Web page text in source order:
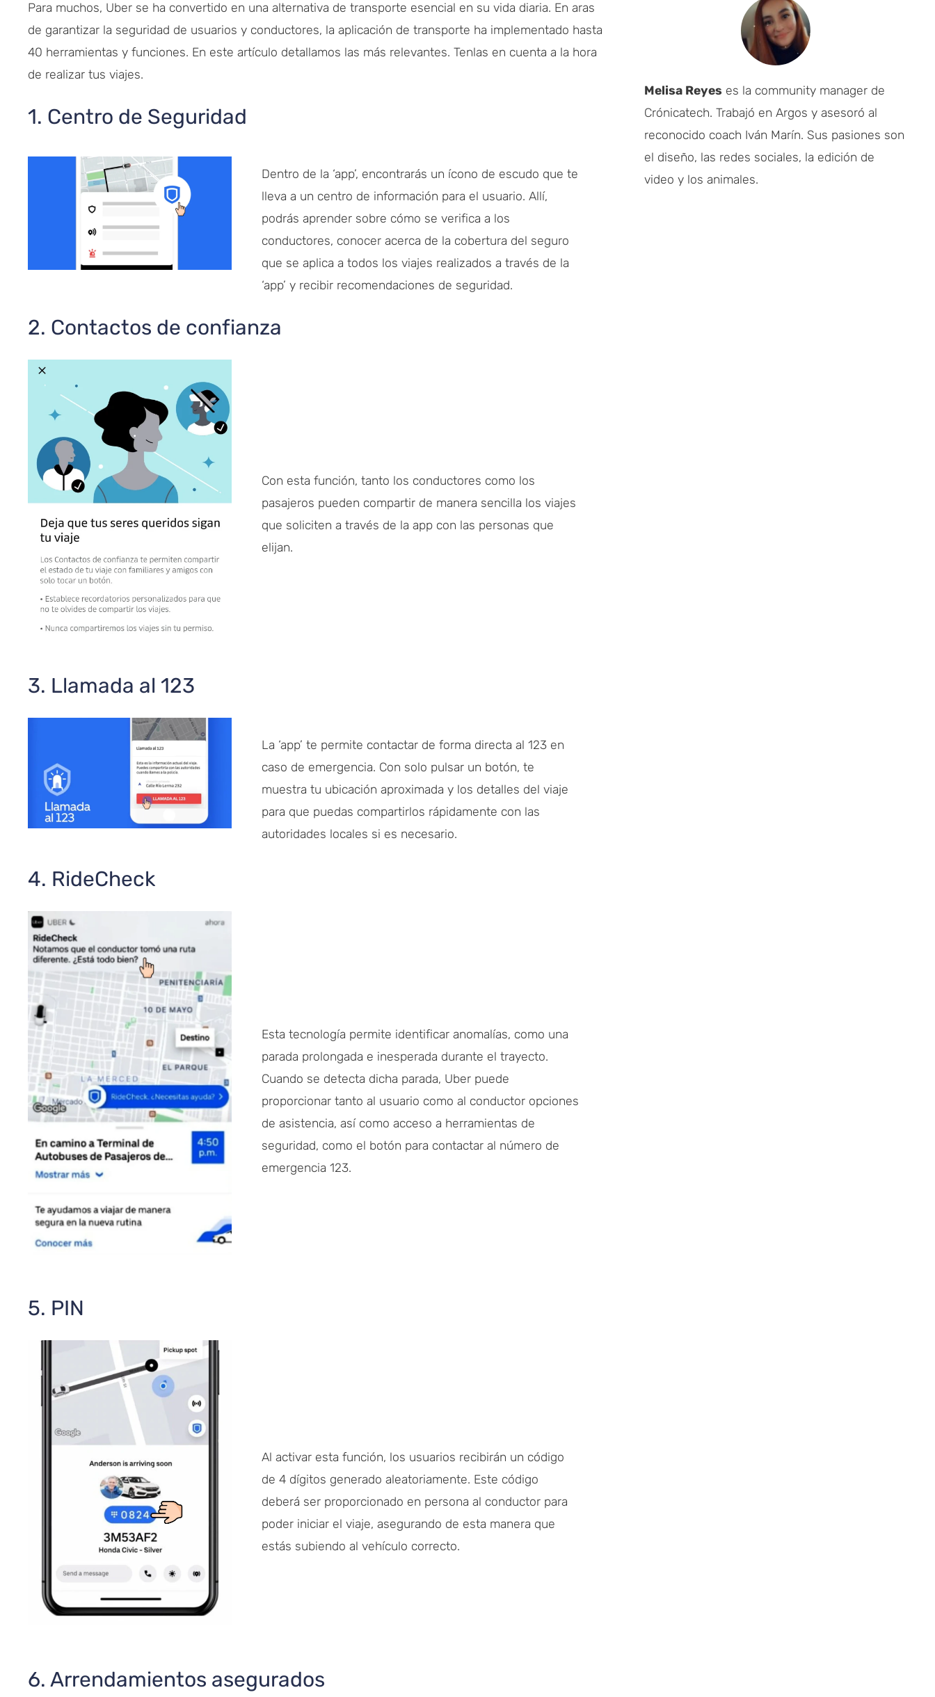
Para muchos, Uber se ha convertido en una alternativa de transporte esencial en su vida diaria. En aras
de garantizar la seguridad de usuarios y conductores, la aplicación de transporte ha implementado hasta
40 herramientas y funciones. En este artículo detallamos las más relevantes. Tenlas en cuenta a la hora
de realizar tus viajes.
1. Centro de Seguridad
Dentro de la ‘app’, encontrarás un ícono de escudo que te
lleva a un centro de información para el usuario. Allí,
podrás aprender sobre cómo se verifica a los
conductores, conocer acerca de la cobertura del seguro
que se aplica a todos los viajes realizados a través de la
‘app’ y recibir recomendaciones de seguridad.
2. Contactos de confianza
Con esta función, tanto los conductores como los
pasajeros pueden compartir de manera sencilla los viajes
que soliciten a través de la app con las personas que
elijan.
3. Llamada al 123
La ‘app’ te permite contactar de forma directa al 123 en
caso de emergencia. Con solo pulsar un botón, te
muestra tu ubicación aproximada y los detalles del viaje
para que puedas compartirlos rápidamente con las
autoridades locales si es necesario.
4. RideCheck
Esta tecnología permite identificar anomalías, como una
parada prolongada e inesperada durante el trayecto.
Cuando se detecta dicha parada, Uber puede
proporcionar tanto al usuario como al conductor opciones
de asistencia, así como acceso a herramientas de
seguridad, como el botón para contactar al número de
emergencia 123.
5. PIN
Al activar esta función, los usuarios recibirán un código
de 4 dígitos generado aleatoriamente. Este código
deberá ser proporcionado en persona al conductor para
poder iniciar el viaje, asegurando de esta manera que
estás subiendo al vehículo correcto.
6. Arrendamientos asegurados
Melisa Reyeses la community manager de
Crónicatech. Trabajó en Argos y asesoró al
reconocido coach Iván Marín. Sus pasiones son
el diseño, las redes sociales, la edición de
video y los animales.